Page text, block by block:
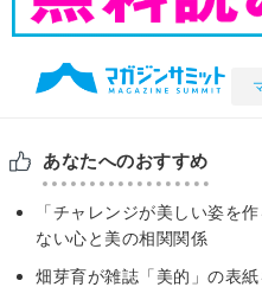
あなたへのおすすめ
「チャレンジが美しい姿を
ない心と美の相関関係
畑芽育が雑誌「美的」の表